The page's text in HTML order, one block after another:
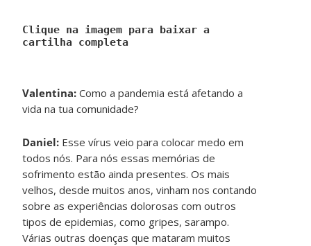
Clique na imagem para baixar a
cartilha completa
Valentina:Como a pandemia está afetando a
vida na tua comunidade?
Daniel: Esse vírus veio para colocar medo em
todos nós. Para nós essas memórias de
sofrimento estão ainda presentes. Os mais
velhos, desde muitos anos, vinham nos contando
sobre as experiências dolorosas com outros
tipos de epidemias, como gripes, sarampo.
Várias outras doenças que mataram muitos